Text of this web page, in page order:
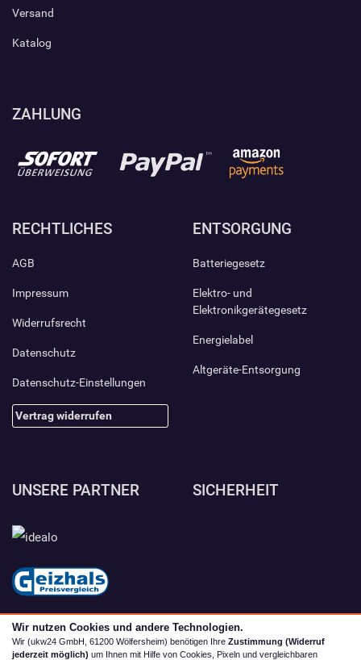
Versand
Katalog
ZAHLUNG
RECHTLICHES
AGB
Impressum
Widerrufsrecht
Datenschutz
Datenschutz-Einstellungen
Vertrag widerrufen
ENTSORGUNG
Batteriegesetz
Elektro- und
Elektronikgerätegesetz
Energielabel
Altgeräte-Entsorgung
UNSERE PARTNER SICHERHEIT
Wir nutzen Cookies und andere Technologien.
Wir (ukw24 GmbH, 61200 Wölfersheim) benötigen Ihre Zustimmung (Widerruf
jederzeit möglich) um Ihnen mit Hilfe von Cookies, Pixeln und vergleichbaren